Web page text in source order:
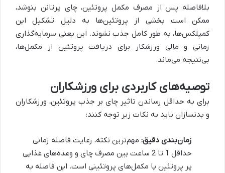
بلافاصله پس از مصرف مکمل پروتئین، چای پرتانن بنوشد،
ممکن است بخشی از پروتئین‌ها به دلیل تشکیل این
کمپلکس‌ها، به طور کامل جذب نشوند. این یعنی سرمایه‌گذاری
زمانی و مالی ورزشکار برای دریافت پروتئین از مکمل‌ها،
بی‌نتیجه می‌ماند.
توصیه‌های کاربردی برای ورزشکاران
برای به حداقل رساندن تاثیر چای بر جذب پروتئین، ورزشکاران
و بدنسازان باید به نکات زیر توجه کنند:
زمان‌بندی دقیق: مهم‌ترین نکته، رعایت فاصله زمانی
حداقل 1 تا 2 ساعت بین مصرف چای و وعده‌های غذایی
پر پروتئین یا مکمل‌های پروتئینی است. این فاصله به